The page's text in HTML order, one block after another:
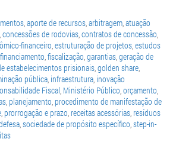
,aporte de recursos,arbitragem,atuação
concessões de rodovias,contratos de concessão,
financeiro,estruturação de projetos,estudos
financiamento,fiscalização,garantias,geração de
estabelecimentos prisionais,golden share,
pública, infraestrutura, inovação
Fiscal, Ministério Público,orçamento,
, planejamento, procedimento de manifestação de
, prorrogação e prazo, receitas acessórias, resíduos
,sociedade de propósito específico,step-in-